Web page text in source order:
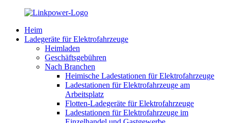
Heim
Ladegeräte für Elektrofahrzeuge
Heimladen
Geschäftsgebühren
Nach Branchen
Heimische Ladestationen für Elektrofahrzeuge
Ladestationen für Elektrofahrzeuge am
Arbeitsplatz
Flotten-Ladegeräte für Elektrofahrzeuge
Ladestationen für Elektrofahrzeuge im